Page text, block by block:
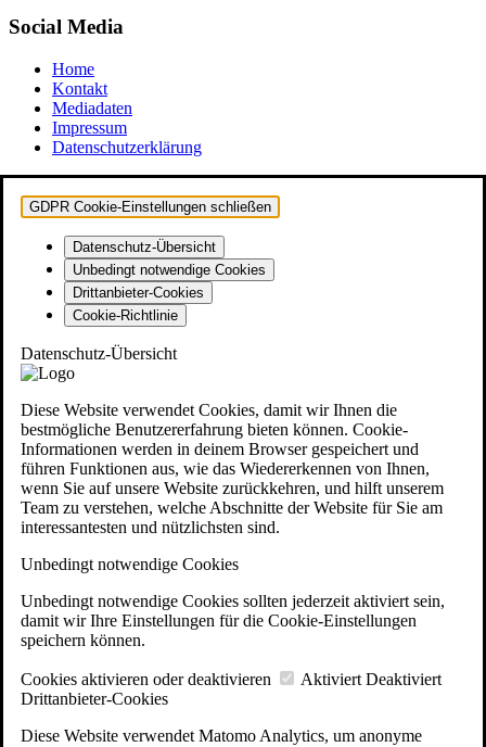
Social Media
Home
Kontakt
Mediadaten
Impressum
Datenschutzerklärung
GDPR Cookie-Einstellungen schließen
Datenschutz-Übersicht
Unbedingt notwendige Cookies
Drittanbieter-Cookies
Cookie-Richtlinie
Datenschutz-Übersicht
Diese Website verwendet Cookies, damit wir Ihnen die
bestmögliche Benutzererfahrung bieten können. Cookie-
Informationen werden in deinem Browser gespeichert und
führen Funktionen aus, wie das Wiedererkennen von Ihnen,
wenn Sie auf unsere Website zurückkehren, und hilft unserem
Team zu verstehen, welche Abschnitte der Website für Sie am
interessantesten und nützlichsten sind.
Unbedingt notwendige Cookies
Unbedingt notwendige Cookies sollten jederzeit aktiviert sein,
damit wir Ihre Einstellungen für die Cookie-Einstellungen
speichern können.
Cookies aktivieren oder deaktivieren Aktiviert Deaktiviert
Drittanbieter-Cookies
Diese Website verwendet Matomo Analytics, um anonyme